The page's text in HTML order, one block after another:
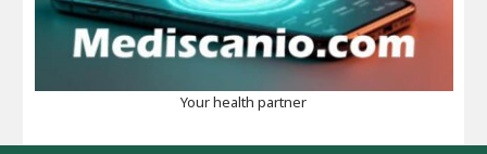
Your health partner